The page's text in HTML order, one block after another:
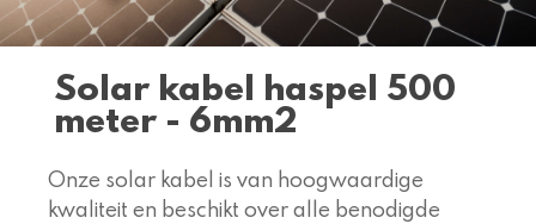
Solar kabel haspel 500
meter - 6mm2
Onze solar kabel is van hoogwaardige
kwaliteit en beschikt over alle benodigde